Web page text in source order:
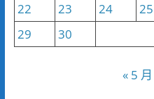
22
23 24 25
29
30
« 5 月